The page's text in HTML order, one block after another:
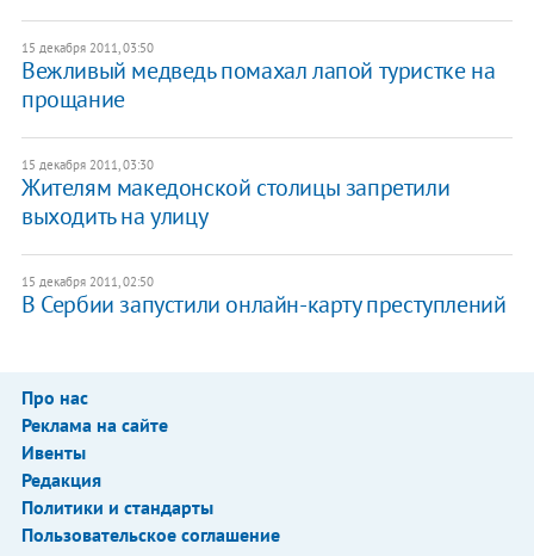
15 декабря 2011, 03:50
Вежливый медведь помахал лапой туристке на
прощание
15 декабря 2011, 03:30
Жителям македонской столицы запретили
выходить на улицу
15 декабря 2011, 02:50
В Сербии запустили онлайн-карту преступлений
Про нас
Реклама на сайте
Ивенты
Редакция
Политики и стандарты
Пользовательское соглашение